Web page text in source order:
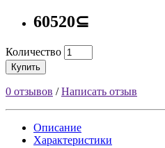
60520⊆
Количество
Купить
0 отзывов /Написать отзыв
Описание
Характеристики